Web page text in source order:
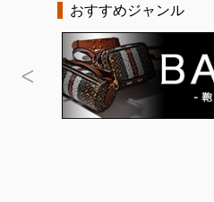
おすすめジャンル